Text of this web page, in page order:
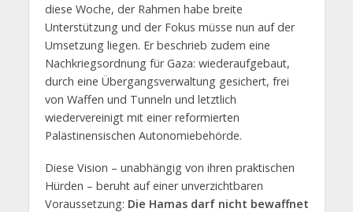
diese Woche, der Rahmen habe breite
Unterstützung und der Fokus müsse nun auf der
Umsetzung liegen. Er beschrieb zudem eine
Nachkriegsordnung für Gaza: wiederaufgebaut,
durch eine Übergangsverwaltung gesichert, frei
von Waffen und Tunneln und letztlich
wiedervereinigt mit einer reformierten
Palästinensischen Autonomiebehörde.
Diese Vision – unabhängig von ihren praktischen
Hürden – beruht auf einer unverzichtbaren
Voraussetzung: Die Hamas darf nicht bewaffnet